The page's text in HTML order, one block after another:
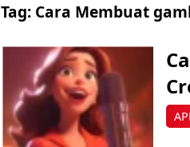
Tag: Cara Membuat